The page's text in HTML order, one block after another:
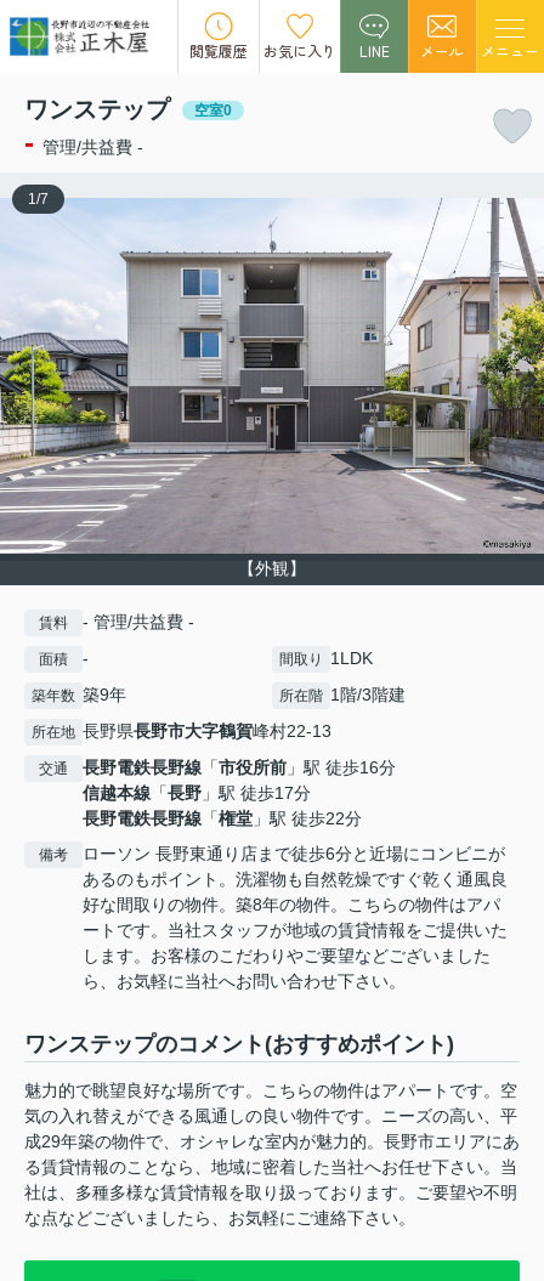
閲覧履歴 お気に入り LINE メール メニュー
この物件の募集は終了しました。
ワンステップ 空室0
- 管理/共益費 -
【外観】
1/7
賃料 - 管理/共益費 -
面積 - 間取り 1LDK
築年数 築9年 所在階 1階/3階建
所在地 長野県長野市大字鶴賀峰村22-13
交通 長野電鉄長野線 「市役所前 」駅 徒歩16分
信越本線 「長野 」駅 徒歩17分
長野電鉄長野線 「権堂 」駅 徒歩22分
備考
ローソン 長野東通り店まで徒歩6分と近場にコンビニが
あるのもポイント。洗濯物も自然乾燥ですぐ乾く通風良
好な間取りの物件。築8年の物件。こちらの物件はアパ
ートです。当社スタッフが地域の賃貸情報をご提供いた
します。お客様のこだわりやご要望などございました
ら、お気軽に当社へお問い合わせ下さい。
ワンステップのコメント(おすすめポイント)
魅力的で眺望良好な場所です。こちらの物件はアパートです。空
気の入れ替えができる風通しの良い物件です。ニーズの高い、平
成29年築の物件で、オシャレな室内が魅力的。長野市エリアにあ
る賃貸情報のことなら、地域に密着した当社へお任せ下さい。当
社は、多種多様な賃貸情報を取り扱っております。ご要望や不明
な点などございましたら、お気軽にご連絡下さい。